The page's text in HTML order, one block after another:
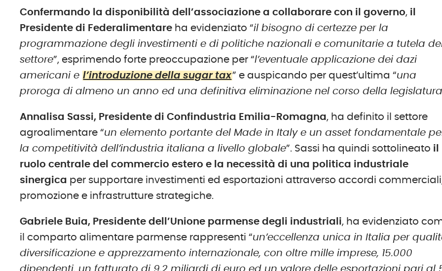
Confermando la disponibilità dell’associazione a collaborare con il governo, il
Presidente di Federalimentare ha evidenziato “il bisogno di certezze per la
programmazione degli investimenti e di politiche nazionali e comunitarie a tutela
settore”, esprimendo forte preoccupazione per “l’eventuale applicazione dei dazi
americani e l’introduzione della sugar tax” e auspicando per quest’ultima “una
proroga di almeno un anno ed una definitiva eliminazione nel corso della
Annalisa Sassi, Presidente di Confindustria Emilia-Romagna, ha definito il settore
agroalimentare “un elemento portante del Made in Italy e un asset fondamentale
la competitività dell’industria italiana a livello globale”. Sassi ha quindi sottolineato il
ruolo centrale del commercio estero e la necessità di una politica industriale
sinergica per supportare investimenti ed esportazioni attraverso accordi
promozione e infrastrutture strategiche.
Gabriele Buia, Presidente dell’Unione parmense degli industriali, ha evidenziato
il comparto alimentare parmense rappresenti “un’eccellenza unica in Italia per
diversificazione e apprezzamento internazionale, con oltre mille imprese, 15.000